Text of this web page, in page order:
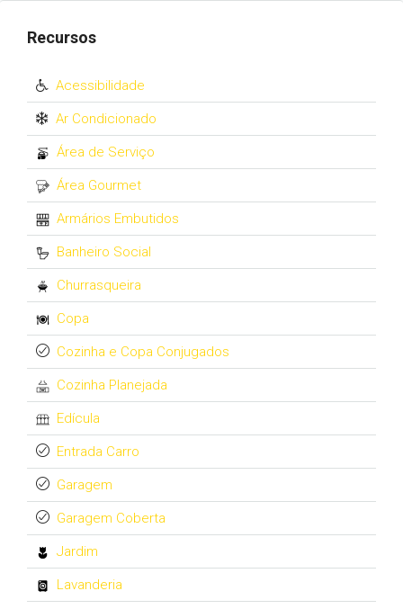
Recursos
Acessibilidade
Ar Condicionado
Área de Serviço
Área Gourmet
Armários Embutidos
Banheiro Social
Churrasqueira
Copa
Cozinha e Copa Conjugados
Cozinha Planejada
Edícula
Entrada Carro
Garagem
Garagem Coberta
Jardim
Lavanderia